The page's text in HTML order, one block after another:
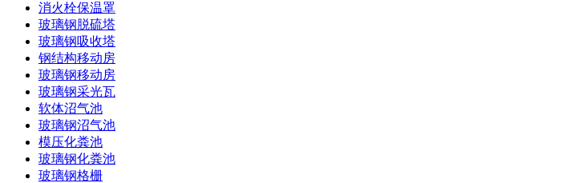
消火栓保温罩
玻璃钢脱硫塔
玻璃钢吸收塔
钢结构移动房
玻璃钢移动房
玻璃钢采光瓦
软体沼气池
玻璃钢沼气池
模压化粪池
玻璃钢化粪池
玻璃钢格栅